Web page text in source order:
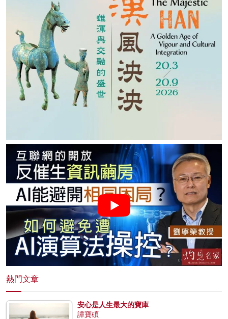
熱門文章
安心是人生最大的寶庫
譚寶碩